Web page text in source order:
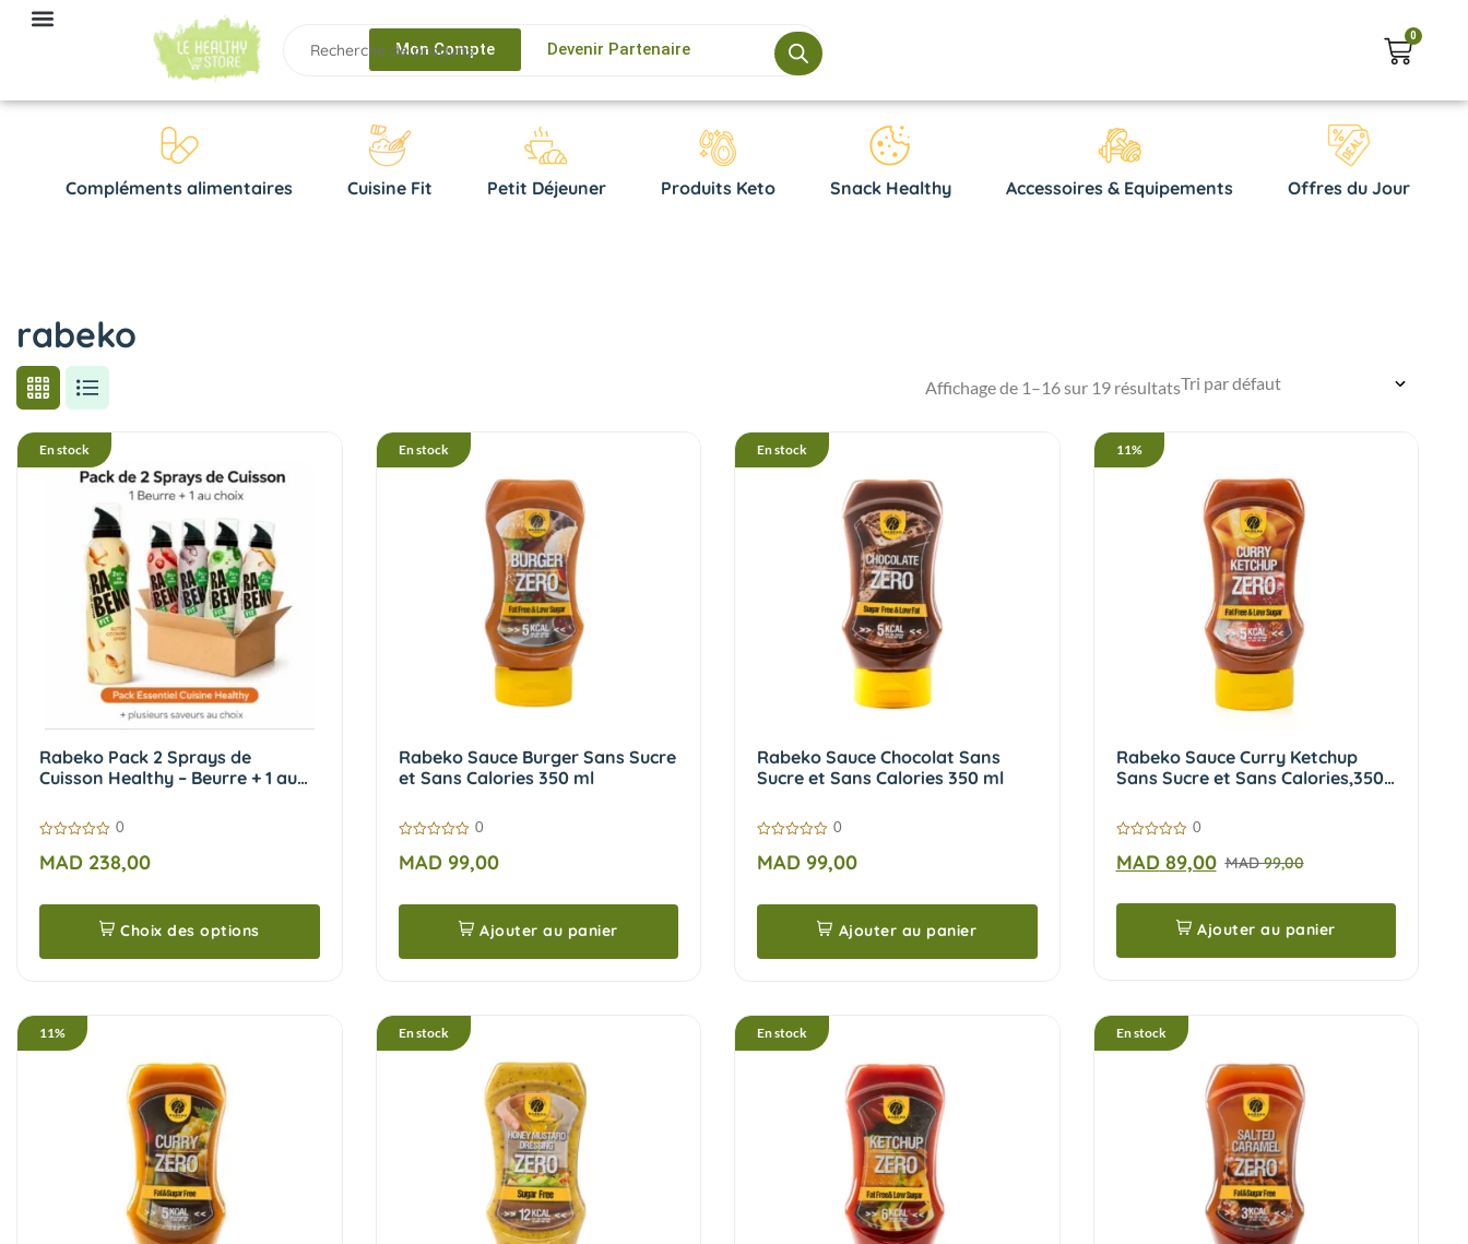
Mon Compte Devenir Partenaire
0
Compléments alimentaires Cuisine Fit Petit Déjeuner Produits Keto Snack Healthy Accessoires & Equipements Offres du Jour
rabeko
Affichage de 1–16 sur 19 résultats
En stock
Rabeko Pack 2 Sprays de
Cuisson Healthy – Beurre + 1 au
sur
5
0
MAD 238,00
Choix des options
En stock
Rabeko Sauce Burger Sans Sucre
et Sans Calories 350 ml
sur
5
0
MAD99,00
Ajouter au panier
En stock
Rabeko Sauce Chocolat Sans
Sucre et Sans Calories 350 ml
sur
5
0
MAD 99,00
Ajouter au panier
11%
Rabeko Sauce Curry Ketchup
Sans Sucre et Sans Calories,350
sur
5
0
MAD99,00
MAD89,00
Ajouter au panier
11% En stock En stock En stock